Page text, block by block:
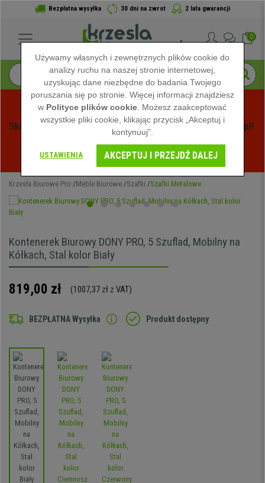
Bezpłatna wysyłka 30 dni na zwrot 2 lata gwarancji
0
Skorzystaj z Letnich Wyprzedaży na Krzeslabiurowepro.pl!
Zobacz oferty -
Krzesła Biurowe Pro Meble Biurowe Szafki Szafki Metalowe
Kontenerek Biurowy DONY PRO, 5 Szuflad, Mobilny na
Kółkach, Stal kolor Biały
819,00 zł (1007,37 zł z VAT)
BEZPŁATNA Wysyłka Produkt dostępny
Używamy własnych i zewnętrznych plików cookie do
analizy ruchu na naszej stronie internetowej,
uzyskując dane niezbędne do badania Twojego
poruszania się po stronie. Więcej informacji znajdziesz
w Polityce plików cookie . Możesz zaakceptować
wszystkie pliki cookie, klikając przycisk „Akceptuj i
kontynuuj”.
USTAWIENIA AKCEPTUJ I PRZEJDŹ DALEJ